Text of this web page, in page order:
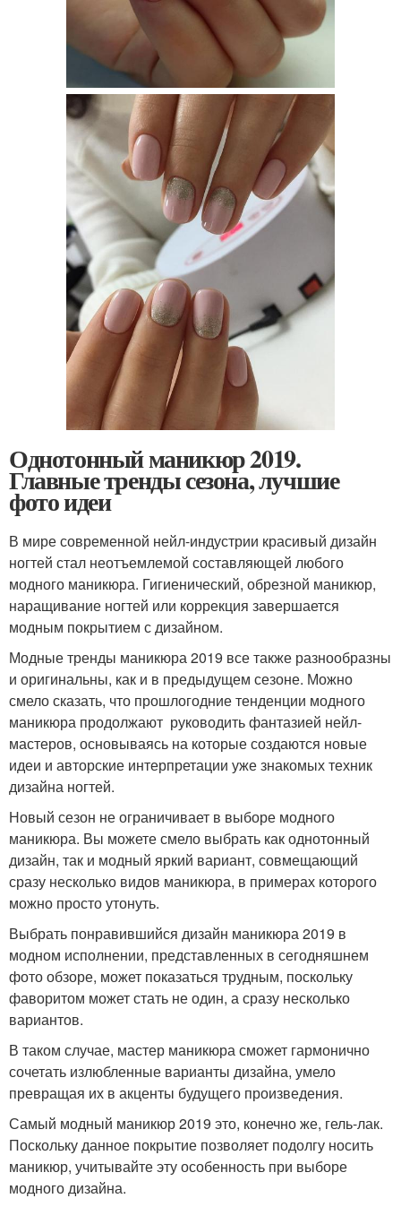
Однотонный маникюр 2019.
Главные тренды сезона, лучшие
фото идеи
В мире современной нейл-индустрии красивый дизайн
ногтей стал неотъемлемой составляющей любого
модного маникюра. Гигиенический, обрезной маникюр,
наращивание ногтей или коррекция завершается
модным покрытием с дизайном.
Модные тренды маникюра 2019 все также разнообразны
и оригинальны, как и в предыдущем сезоне. Можно
смело сказать, что прошлогодние тенденции модного
маникюра продолжают руководить фантазией нейл-
мастеров, основываясь на которые создаются новые
идеи и авторские интерпретации уже знакомых техник
дизайна ногтей.
Новый сезон не ограничивает в выборе модного
маникюра. Вы можете смело выбрать как однотонный
дизайн, так и модный яркий вариант, совмещающий
сразу несколько видов маникюра, в примерах которого
можно просто утонуть.
Выбрать понравившийся дизайн маникюра 2019 в
модном исполнении, представленных в сегодняшнем
фото обзоре, может показаться трудным, поскольку
фаворитом может стать не один, а сразу несколько
вариантов.
В таком случае, мастер маникюра сможет гармонично
сочетать излюбленные варианты дизайна, умело
превращая их в акценты будущего произведения.
Самый модный маникюр 2019 это, конечно же, гель-лак.
Поскольку данное покрытие позволяет подолгу носить
маникюр, учитывайте эту особенность при выборе
модного дизайна.